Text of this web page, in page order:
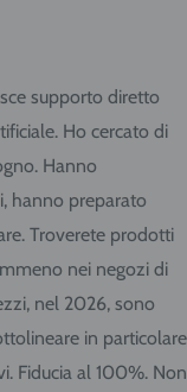
supporto diretto
Ho cercato di
Hanno
hanno preparato
Troverete prodotti
nei negozi di
nel 2026, sono
in particolare
Fiducia al 100%. Non